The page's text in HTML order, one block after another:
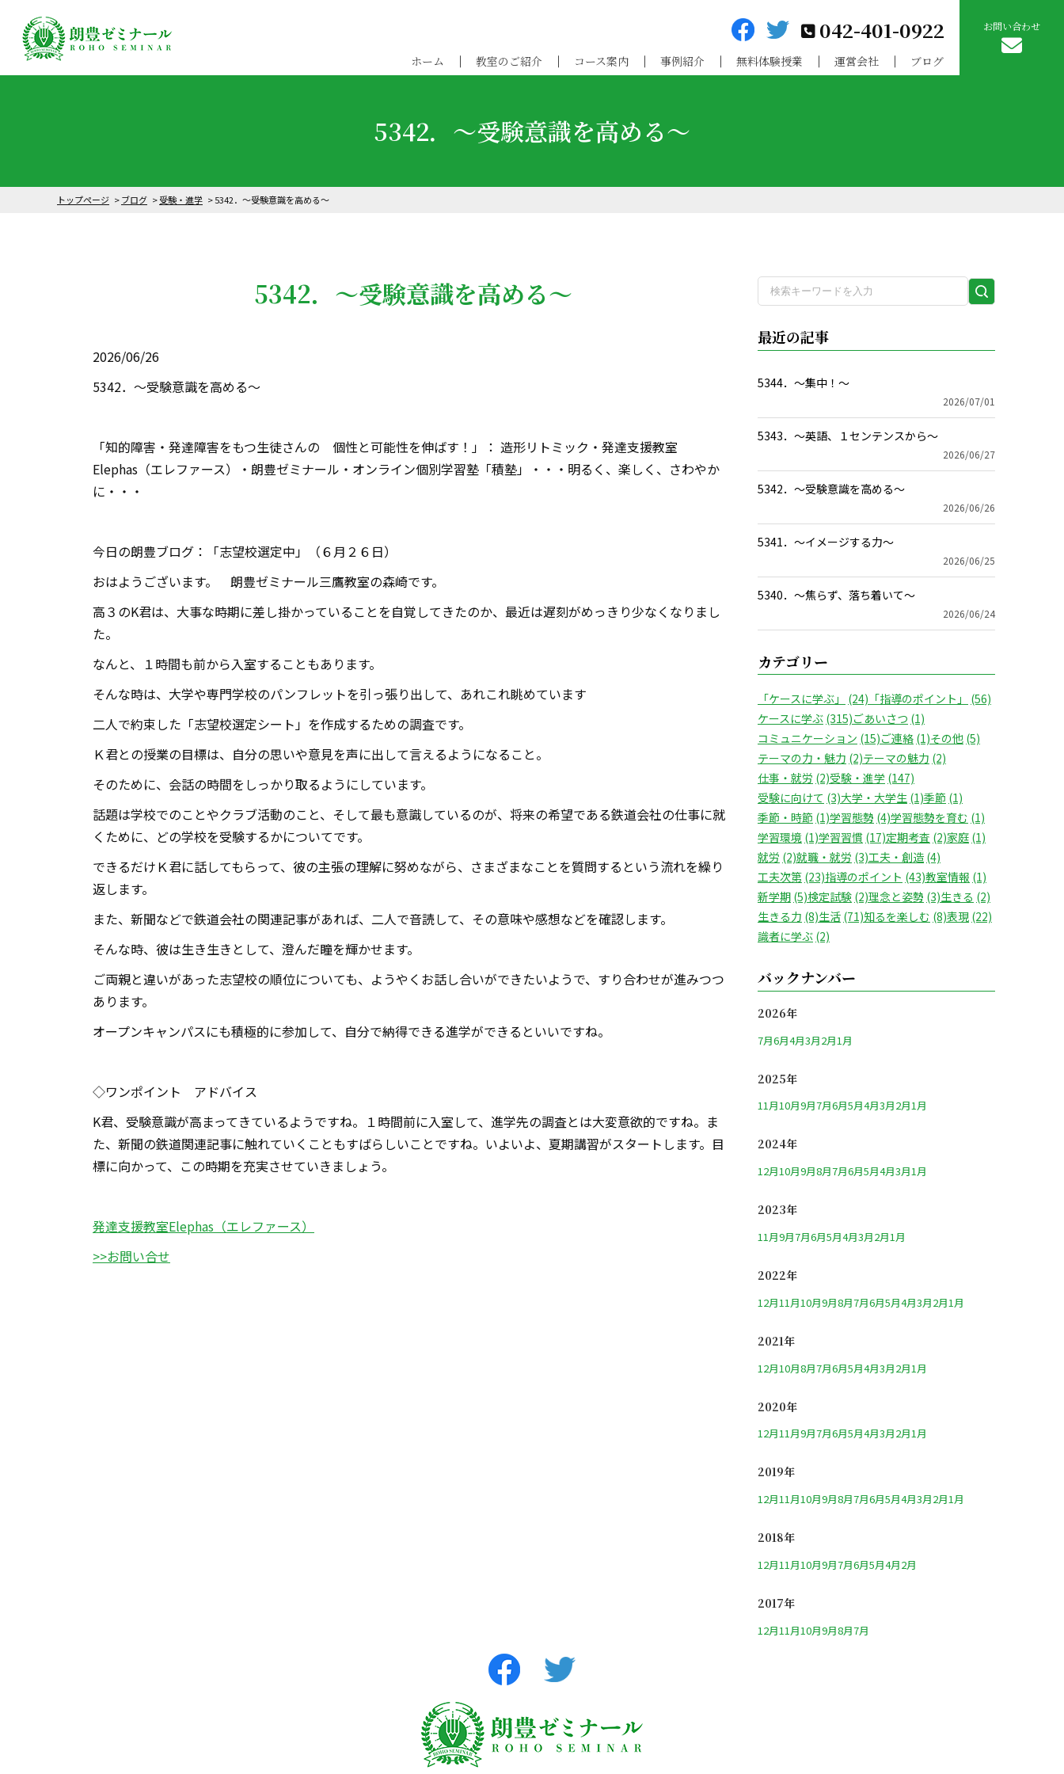
042-401-0922
ホーム 教室のご紹介 コース案内 事例紹介 無料体験授業 運営会社 ブログ
お問い合わせ
5342．～受験意識を高める〜
トップページ ブログ 受験・進学 5342．～受験意識を高める〜
5342．～受験意識を高める〜
2026/06/26
5342．～受験意識を高める〜
「知的障害・発達障害をもつ生徒さんの 個性と可能性を伸ばす！」： 造形リトミック・発達支援教室
Elephas （エレファース）・朗豊ゼミナール・オンライン個別学習塾「積塾」・・・明るく、楽しく、さわやか
に・・・
今日の朗豊ブログ：「志望校選定中」（６月２６日）
おはようございます。 朗豊ゼミナール三鷹教室の森崎です。
高３のK君は、大事な時期に差し掛かっていることを自覚してきたのか、最近は遅刻がめっきり少なくなりまし
た。
なんと、１時間も前から入室することもあります。
そんな時は、大学や専門学校のパンフレットを引っ張り出して、あれこれ眺めています
二人で約束した「志望校選定シート」を作成するための調査です。
Ｋ君との授業の目標は、自分の思いや意見を声に出して言えるようになること。
そのために、会話の時間をしっかり取るようにしています。
話題は学校でのことやクラブ活動のこと、そして最も意識しているのが、将来の希望である鉄道会社の仕事に就
くために、どの学校を受験するかについてです。
できるだけＫ君に話してもらって、彼の主張の理解に努めながら、さまざまなことを質問するという流れを繰り
返します。
また、新聞などで鉄道会社の関連記事があれば、二人で音読して、その意味や感想などを確認します。
そんな時、彼は生き生きとして、澄んだ瞳を輝かせます。
ご両親と違いがあった志望校の順位についても、ようやくお話し合いができたいようで、すり合わせが進みつつ
あります。
オープンキャンパスにも積極的に参加して、自分で納得できる進学ができるといいですね。
◇ワンポイント アドバイス
K君、受験意識が高まってきているようですね。１時間前に入室して、進学先の調査とは大変意欲的ですね。ま
た、新聞の鉄道関連記事に触れていくこともすばらしいことですね。いよいよ、夏期講習がスタートします。目
標に向かって、この時期を充実させていきましょう。
発達支援教室Elephas（エレファース）
>>お問い合せ
検
最近の記事
5344．～集中！〜
2026/07/01
5343．～英語、１センテンスから〜
2026/06/27
5342．～受験意識を高める〜
2026/06/26
5341．～イメージする力〜
2026/06/25
5340．～焦らず、落ち着いて〜
2026/06/24
カテゴリー
「ケースに学ぶ」 (24) 「指導のポイント」
(56)
ケースに学ぶ (315)ごあいさつ (1)
コミュニケーション (15)ご連絡 (1)その他 (5)
テーマの力・魅力 (2)テーマの魅力 (2)
仕事・就労 (2)受験・進学 (147)
受験に向けて (3)大学・大学生 (1)季節 (1)
季節・時節 (1)学習態勢 (4)学習態勢を育む (1)
学習環境 (1)学習習慣 (17)定期考査 (2)家庭 (1)
就労 (2)就職・就労 (3)工夫・創造 (4)
工夫次第 (23)指導のポイント (43)教室情報 (1)
新学期 (5)検定試験 (2)理念と姿勢 (3)生きる (2)
生きる力 (8)生活 (71)知るを楽しむ (8)表現 (22)
識者に学ぶ (2)
バックナンバー
2026年
7月6月4月3月2月1月
2025年
11月10月9月7月6月5月4月3月2月1月
2024年
12月10月9月8月7月6月5月4月3月1月
2023年
11月9月7月6月5月4月3月2月1月
2022年
12月11月10月9月8月7月6月5月4月3月2月1月
2021年
12月10月8月7月6月5月4月3月2月1月
2020年
12月11月9月7月6月5月4月3月2月1月
2019年
12月11月10月9月8月7月6月5月4月3月2月1月
2018年
12月11月10月9月7月6月5月4月2月
2017年
12月11月10月9月8月7月